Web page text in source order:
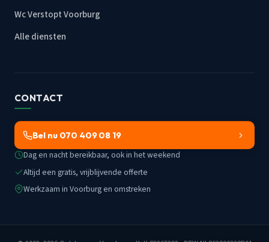
Wc Verstopt Voorburg
Alle diensten
CONTACT
Bel nu 070 409 08 19
Dag en nacht bereikbaar, ook in het weekend
Altijd een gratis, vrijblijvende offerte
Werkzaam in Voorburg en omstreken